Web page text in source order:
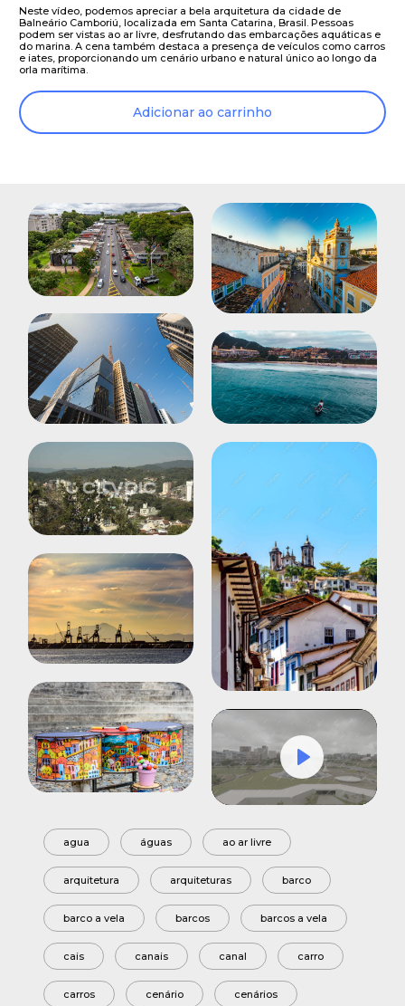
Neste vídeo, podemos apreciar a bela arquitetura da cidade de
Balneário Camboriú, localizada em Santa Catarina, Brasil. Pessoas
podem ser vistas ao ar livre, desfrutando das embarcações aquáticas e
do marina. A cena também destaca a presença de veículos como carros
e iates, proporcionando um cenário urbano e natural único ao longo da
orla marítima.
Adicionar ao carrinho
Mute Settings
Play
agua águas ao ar livre
arquitetura arquiteturas barco
barco a vela barcos barcos a vela
cais canais canal carro
carros cenário cenários